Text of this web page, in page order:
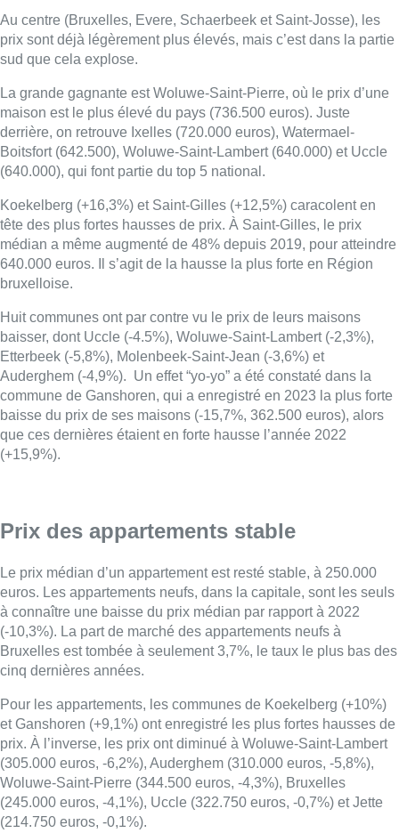
Au centre (Bruxelles, Evere, Schaerbeek et Saint-Josse), les
prix sont déjà légèrement plus élevés, mais c’est dans la partie
sud que cela explose.
La grande gagnante est Woluwe-Saint-Pierre, où le prix d’une
maison est le plus élevé du pays (736.500 euros). Juste
derrière, on retrouve Ixelles (720.000 euros), Watermael-
Boitsfort (642.500), Woluwe-Saint-Lambert (640.000) et Uccle
(640.000), qui font partie du top 5 national.
Koekelberg (+16,3%) et Saint-Gilles (+12,5%) caracolent en
tête des plus fortes hausses de prix. À Saint-Gilles, le prix
médian a même augmenté de 48% depuis 2019, pour atteindre
640.000 euros. Il s’agit de la hausse la plus forte en Région
bruxelloise.
Huit communes ont par contre vu le prix de leurs maisons
baisser, dont Uccle (-4.5%), Woluwe-Saint-Lambert (-2,3%),
Etterbeek (-5,8%), Molenbeek-Saint-Jean (-3,6%) et
Auderghem (-4,9%). Un effet “yo-yo” a été constaté dans la
commune de Ganshoren, qui a enregistré en 2023 la plus forte
baisse du prix de ses maisons (-15,7%, 362.500 euros), alors
que ces dernières étaient en forte hausse l’année 2022
(+15,9%).
Prix des appartements stable
Le prix médian d’un appartement est resté stable, à 250.000
euros. Les appartements neufs, dans la capitale, sont les seuls
à connaître une baisse du prix médian par rapport à 2022
(-10,3%). La part de marché des appartements neufs à
Bruxelles est tombée à seulement 3,7%, le taux le plus bas des
cinq dernières années.
Pour les appartements, les communes de Koekelberg (+10%)
et Ganshoren (+9,1%) ont enregistré les plus fortes hausses de
prix. À l’inverse, les prix ont diminué à Woluwe-Saint-Lambert
(305.000 euros, -6,2%), Auderghem (310.000 euros, -5,8%),
Woluwe-Saint-Pierre (344.500 euros, -4,3%), Bruxelles
(245.000 euros, -4,1%), Uccle (322.750 euros, -0,7%) et Jette
(214.750 euros, -0,1%).